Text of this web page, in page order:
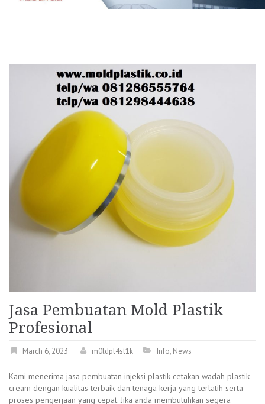
Jasa Pembuatan Mold Plastik
Profesional
March 6, 2023 m0ldpl4st1k Info, News
Kami menerima jasa pembuatan injeksi plastik cetakan wadah plastik
cream dengan kualitas terbaik dan tenaga kerja yang terlatih serta
proses pengerjaan yang cepat. Jika anda membutuhkan segera